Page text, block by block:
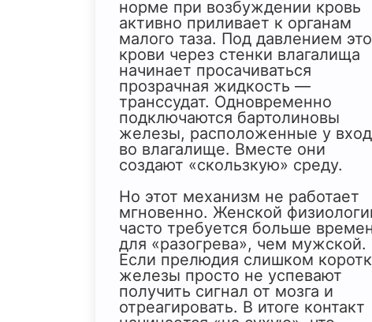
норме при возбуждении кровь
активно приливает к органам
малого таза. Под давлением
крови через стенки влагалища
начинает просачиваться
прозрачная жидкость —
транссудат. Одновременно
подключаются бартолиновы
железы, расположенные у
во влагалище. Вместе они
создают «скользкую» среду.
Но этот механизм не работает
мгновенно. Женской
часто требуется больше
для «разогрева», чем мужской.
Если прелюдия слишком
железы просто не успевают
получить сигнал от мозга и
отреагировать. В итоге контакт